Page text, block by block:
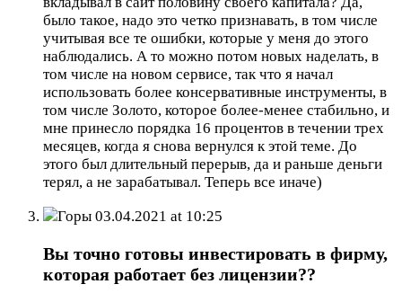
было такое, надо это четко признавать, в том числе
учитывая все те ошибки, которые у меня до этого
наблюдались. А то можно потом новых наделать, в
том числе на новом сервисе, так что я начал
использовать более консервативные инструменты, в
том числе Золото, которое более-менее стабильно, и
мне принесло порядка 16 процентов в течении трех
месяцев, когда я снова вернулся к этой теме. До
этого был длительный перерыв, да и раньше деньги
терял, а не зарабатывал. Теперь все иначе)
Горы 03.04.2021 at 10:25
Вы точно готовы инвестировать в фирму,
которая работает без лицензии??